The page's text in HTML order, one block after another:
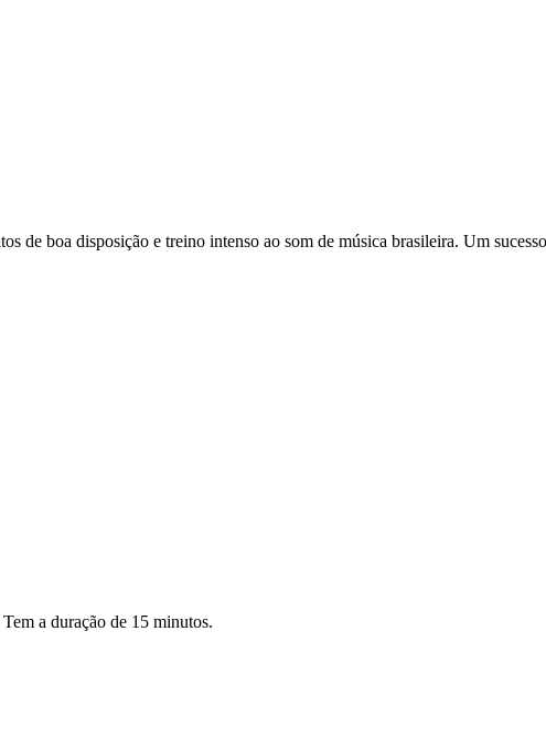
boa disposição e treino intenso ao som de música brasileira. Um
a duração de 15 minutos.